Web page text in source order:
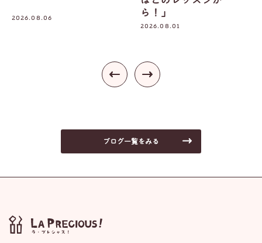
2026.08.06
ら！」
2026.08.01
ブログ一覧をみる